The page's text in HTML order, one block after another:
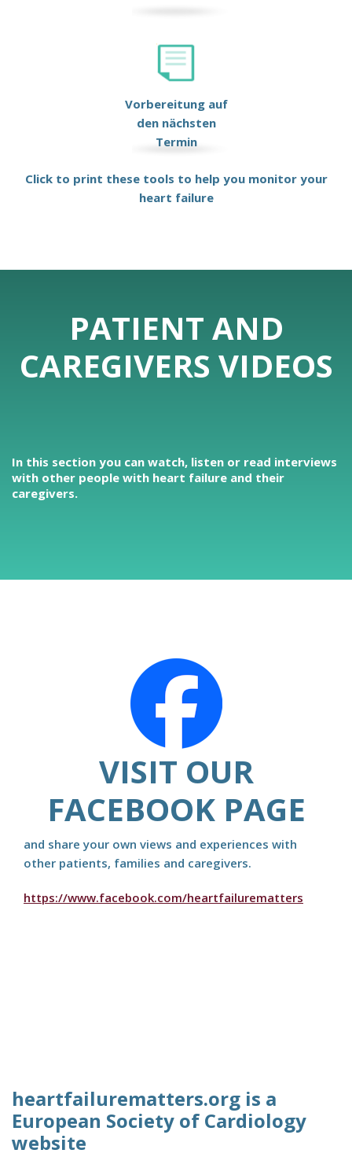
Vorbereitung auf
den nächsten
Termin
Click to print these tools to help you monitor your
heart failure
PATIENT AND
CAREGIVERS VIDEOS
In this section you can watch, listen or read interviews
with other people with heart failure and their
caregivers.
VISIT OUR
FACEBOOK PAGE
and share your own views and experiences with
other patients, families and caregivers.
https://www.facebook.com/heartfailurematters
heartfailurematters.org is a
European Society of Cardiology
website